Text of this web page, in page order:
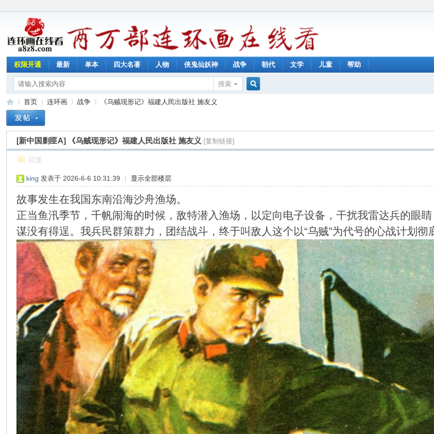
权限开通 最新 单本 四大名著 人物 侠鬼仙妖神 战争 朝代 文学 儿童 帮助
搜索
»
首页
›
连环画 战争
›
《乌贼现形记》福建人民出版社 施友义
[新中国剿匪A] 《乌贼现形记》福建人民出版社 施友义 [复制链接]
回复
king 发表于 2026-6-6 10:31:39 | 显示全部楼层
故事发生在我国东南沿海沙舟渔场。
正当鱼汛季节，千帆闹海的时候，敌特潜入渔场，以定向电子设备，干扰我雷达兵的眼
谋没有得逞。我兵民群策群力，团结战斗，终于叫敌人这个以“乌贼”为代号的心战计划彻